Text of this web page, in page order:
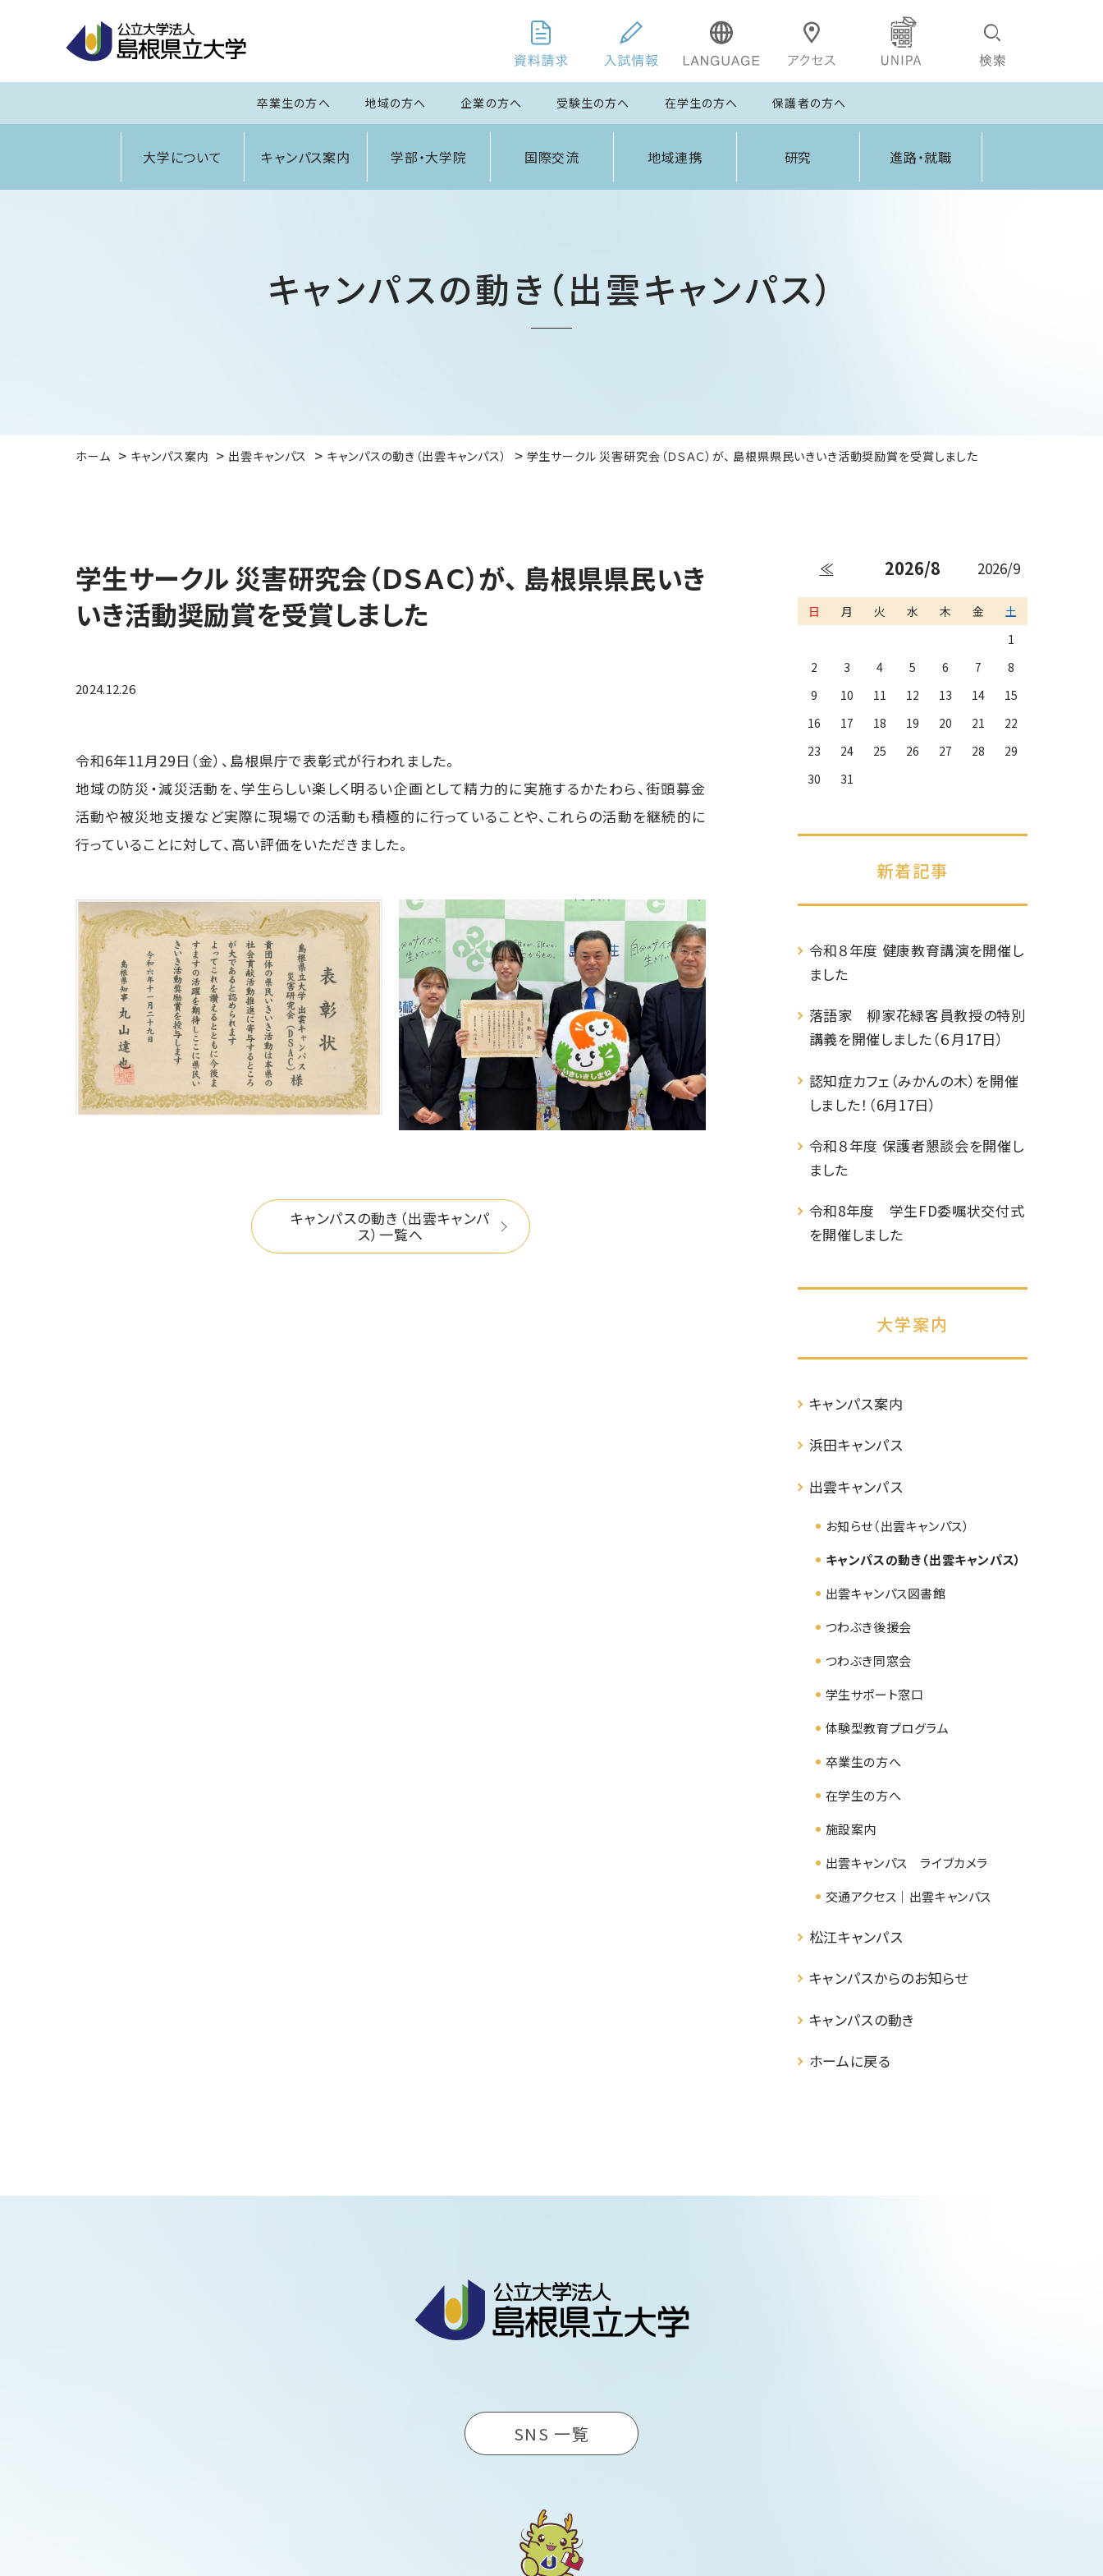
卒業生の方へ 地域の方へ 企業の方へ 受験生の方へ 在学生の方へ 保護者の方へ
大学について キャンパス案内 学部・大学院 国際交流 地域連携 研究 進路・就職
キャンパスの動き（出雲キャンパス）
ホーム キャンパス案内 出雲キャンパス キャンパスの動き（出雲キャンパス） 学生サークル 災害研究会（ＤＳＡＣ）が、 島根県県民いきいき活動奨励賞を受賞しました
学生サークル 災害研究会（ＤＳＡＣ）が、 島根県県民いき
いき活動奨励賞を受賞しました
2024.12.26
令和6年11月29日（金）、島根県庁で表彰式が行われました。
地域の防災・減災活動を、学生らしい楽しく明るい企画として精力的に実施するかたわら、街頭募金
活動や被災地支援など実際に現場での活動も積極的に行っていることや、これらの活動を継続的に
行っていることに対して、高い評価をいただきました。
キャンパスの動き（出雲キャンパ
ス）一覧へ
≪ 2026/8 2026/9
日 月 火 水 木 金
土
1
2
3 4 5 6 7
8
9
10 11 12 13 14
15
16
17 18 19 20 21
22
23
24 25 26 27 28
29
30
31
新着記事
令和８年度 健康教育講演を開催し
ました
落語家 柳家花緑客員教授の特別
講義を開催しました（６月17日）
認知症カフェ（みかんの木）を開催
しました！（6月17日）
令和８年度 保護者懇談会を開催し
ました
令和8年度 学生FD委嘱状交付式
を開催しました
大学案内
キャンパス案内
浜田キャンパス
出雲キャンパス
お知らせ（出雲キャンパス）
キャンパスの動き（出雲キャンパス）
出雲キャンパス図書館
つわぶき後援会
つわぶき同窓会
学生サポート窓口
体験型教育プログラム
卒業生の方へ
在学生の方へ
施設案内
出雲キャンパス ライブカメラ
交通アクセス｜出雲キャンパス
松江キャンパス
キャンパスからのお知らせ
キャンパスの動き
ホームに戻る
SNS 一覧